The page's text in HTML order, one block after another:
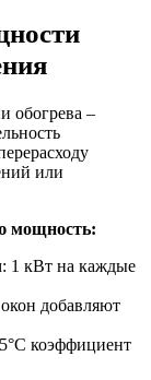
обогрева –
или
мощность:
1 кВт на каждые
добавляют
коэффициент